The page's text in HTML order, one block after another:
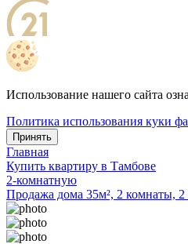
Использование нашего сайта
Политика использования куки
Принять
Главная
Купить квартиру в Тамбове
2-комнатную
Продажа дома 35м², 2 комнаты, 2